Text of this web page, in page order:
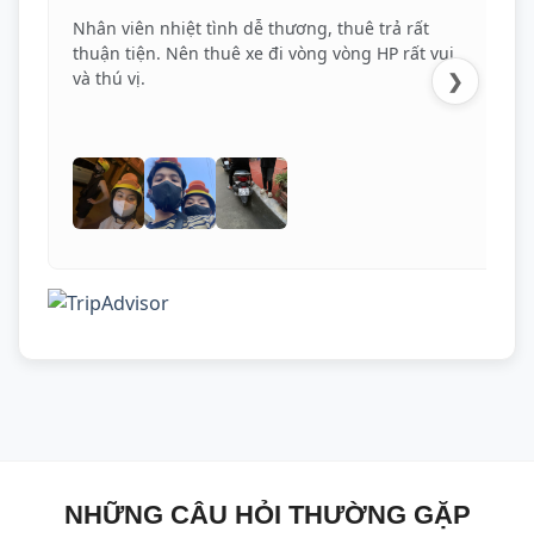
Nhân viên nhiệt tình dễ thương, thuê trả rất
thuận tiện. Nên thuê xe đi vòng vòng HP rất vui
và thú vị.
❯
NHỮNG CÂU HỎI THƯỜNG GẶP